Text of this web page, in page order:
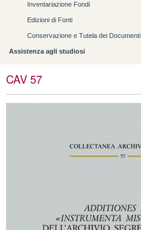
Inventariazione Fondi
Edizioni di Fonti
Conservazione e Tutela dei Documenti
Assistenza agli studiosi
CAV 57